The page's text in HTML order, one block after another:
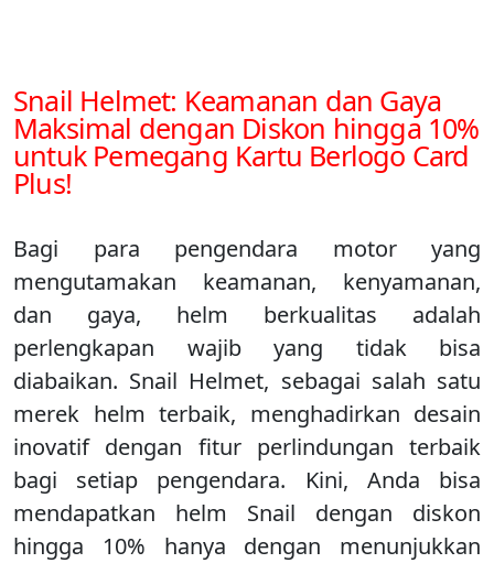
Snail Helmet: Keamanan dan Gaya
Maksimal dengan Diskon hingga 10%
untuk Pemegang Kartu Berlogo Card
Plus!
Bagi para pengendara motor yang
mengutamakan keamanan, kenyamanan,
dan gaya, helm berkualitas adalah
perlengkapan wajib yang tidak bisa
diabaikan. Snail Helmet, sebagai salah satu
merek helm terbaik, menghadirkan desain
inovatif dengan fitur perlindungan terbaik
bagi setiap pengendara. Kini, Anda bisa
mendapatkan helm Snail dengan diskon
hingga 10% hanya dengan menunjukkan